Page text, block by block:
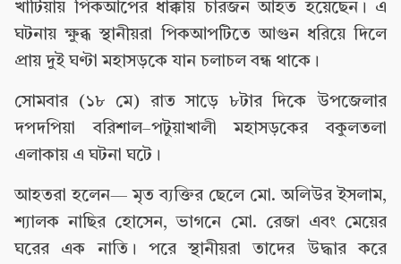
খাটিয়ায় পিকআপের ধাক্কায় চারজন আহত হয়েছেন। এ
ঘটনায় ক্ষুব্ধ স্থানীয়রা পিকআপটিতে আগুন ধরিয়ে দিলে
প্রায় দুই ঘণ্টা মহাসড়কে যান চলাচল বন্ধ থাকে।
সোমবার (১৮ মে) রাত সাড়ে ৮টার দিকে উপজেলার
দপদপিয়া বরিশাল–পটুয়াখালী মহাসড়কের বকুলতলা
এলাকায় এ ঘটনা ঘটে।
আহতরা হলেন— মৃত ব্যক্তির ছেলে মো. অলিউর ইসলাম,
শ্যালক নাছির হোসেন, ভাগনে মো. রেজা এবং মেয়ের
ঘরের এক নাতি। পরে স্থানীয়রা তাদের উদ্ধার করে